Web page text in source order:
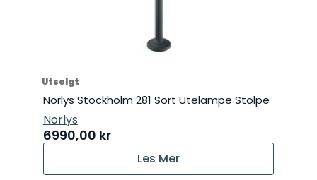
Utsolgt
Norlys Stockholm 281 Sort Utelampe Stolpe
Norlys
6990,00 kr
Les Mer